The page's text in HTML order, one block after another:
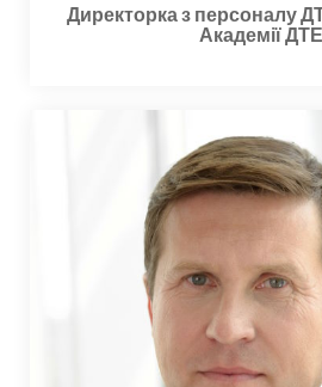
Директорка з персоналу
Академії